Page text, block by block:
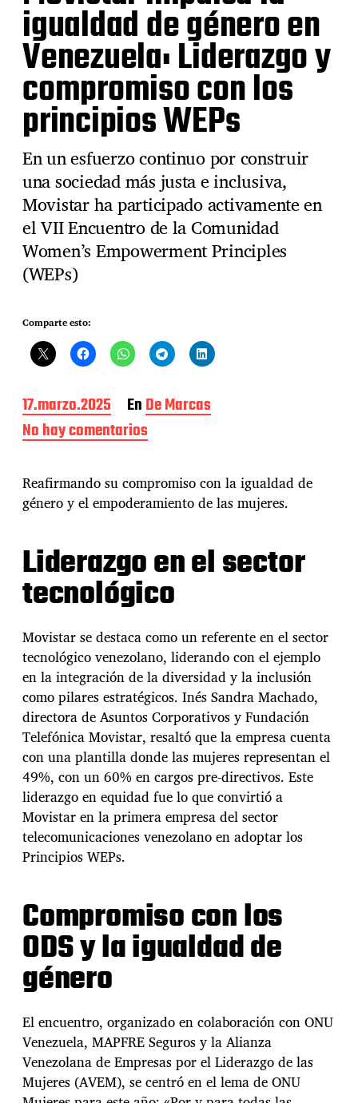
igualdad de género en
Venezuela: Liderazgo y
compromiso con los
principios WEPs
En un esfuerzo continuo por construir
una sociedad más justa e inclusiva,
Movistar ha participado activamente en
el VII Encuentro de la Comunidad
Women’s Empowerment Principles
(WEPs)
Comparte esto:
F
e
c
d
e
l
e
t
r
d
a
17.marzo.2025 EnDe Marcas
No hay comentariose
n
o
v
i
a
i
m
u
l
s
a
l
a
i
g
u
a
l
d
a
d
é
n
e
r
V
e
n
e
z
Reafirmando su compromiso con la igualdad de
género y el empoderamiento de las mujeres.
Liderazgo en el sector
tecnológico
Movistar se destaca como un referente en el sector
tecnológico venezolano, liderando con el ejemplo
en la integración de la diversidad y la inclusión
como pilares estratégicos. Inés Sandra Machado,
directora de Asuntos Corporativos y Fundación
Telefónica Movistar, resaltó que la empresa cuenta
con una plantilla donde las mujeres representan el
49%, con un 60% en cargos pre-directivos. Este
liderazgo en equidad fue lo que convirtió a
Movistar en la primera empresa del sector
telecomunicaciones venezolano en adoptar los
Principios WEPs.
Compromiso con los
ODS y la igualdad de
género
El encuentro, organizado en colaboración con ONU
Venezuela, MAPFRE Seguros y la Alianza
Venezolana de Empresas por el Liderazgo de las
Mujeres (AVEM), se centró en el lema de ONU